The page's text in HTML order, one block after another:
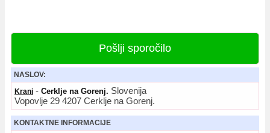
Pošlji sporočilo
NASLOV:
Kranj - Cerklje na Gorenj. Slovenija
Vopovlje 29 4207 Cerklje na Gorenj.
KONTAKTNE INFORMACIJE